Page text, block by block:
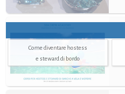
Come diventare hostess
e steward di bordo